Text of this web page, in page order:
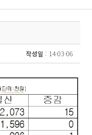
작성일 : 14-03-06